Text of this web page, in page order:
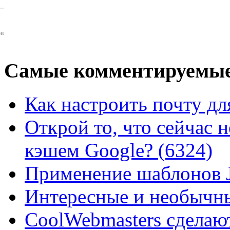
Самые
Как настроить почту
Открой то, что сейчас
кэшем Google? (6324)
Применение шаблонов
Интересные и
CoolWebmasters